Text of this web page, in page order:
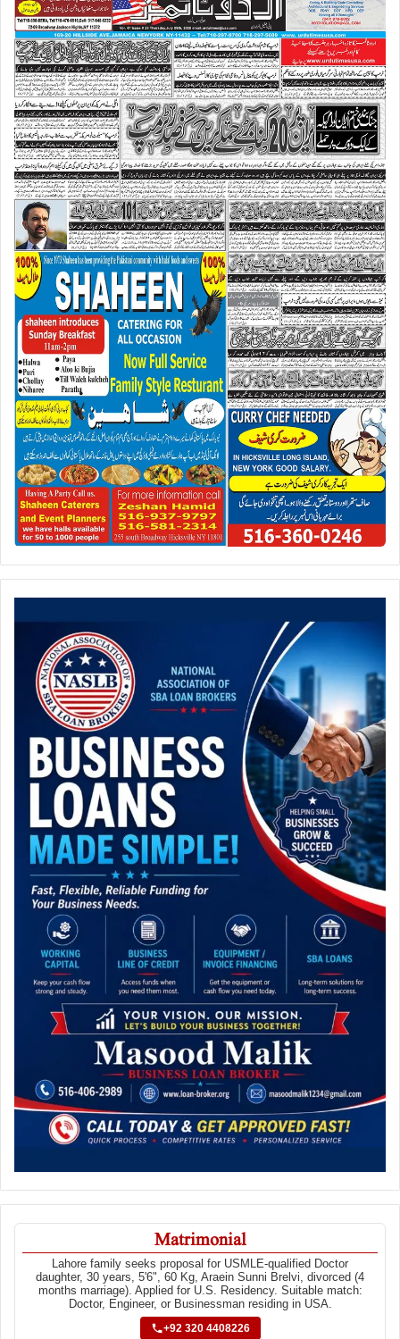
Matrimonial
Lahore family seeks proposal for USMLE-qualified Doctor
daughter, 30 years, 5'6", 60 Kg, Araein Sunni Brelvi, divorced (4
months marriage). Applied for U.S. Residency. Suitable match:
Doctor, Engineer, or Businessman residing in USA.
+92 320 4408226